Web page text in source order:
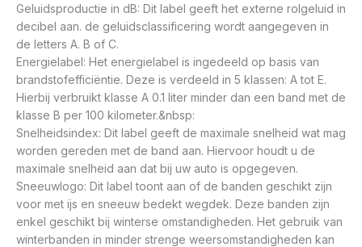
Geluidsproductie in dB: Dit label geeft het externe rolgeluid in
decibel aan. de geluidsclassificering wordt aangegeven in
de letters A. B of C.
Energielabel: Het energielabel is ingedeeld op basis van
brandstofefficiëntie. Deze is verdeeld in 5 klassen: A tot E.
Hierbij verbruikt klasse A 0.1 liter minder dan een band met de
klasse B per 100 kilometer.&nbsp:
Snelheidsindex: Dit label geeft de maximale snelheid wat mag
worden gereden met de band aan. Hiervoor houdt u de
maximale snelheid aan dat bij uw auto is opgegeven.
Sneeuwlogo: Dit label toont aan of de banden geschikt zijn
voor met ijs en sneeuw bedekt wegdek. Deze banden zijn
enkel geschikt bij winterse omstandigheden. Het gebruik van
winterbanden in minder strenge weersomstandigheden kan